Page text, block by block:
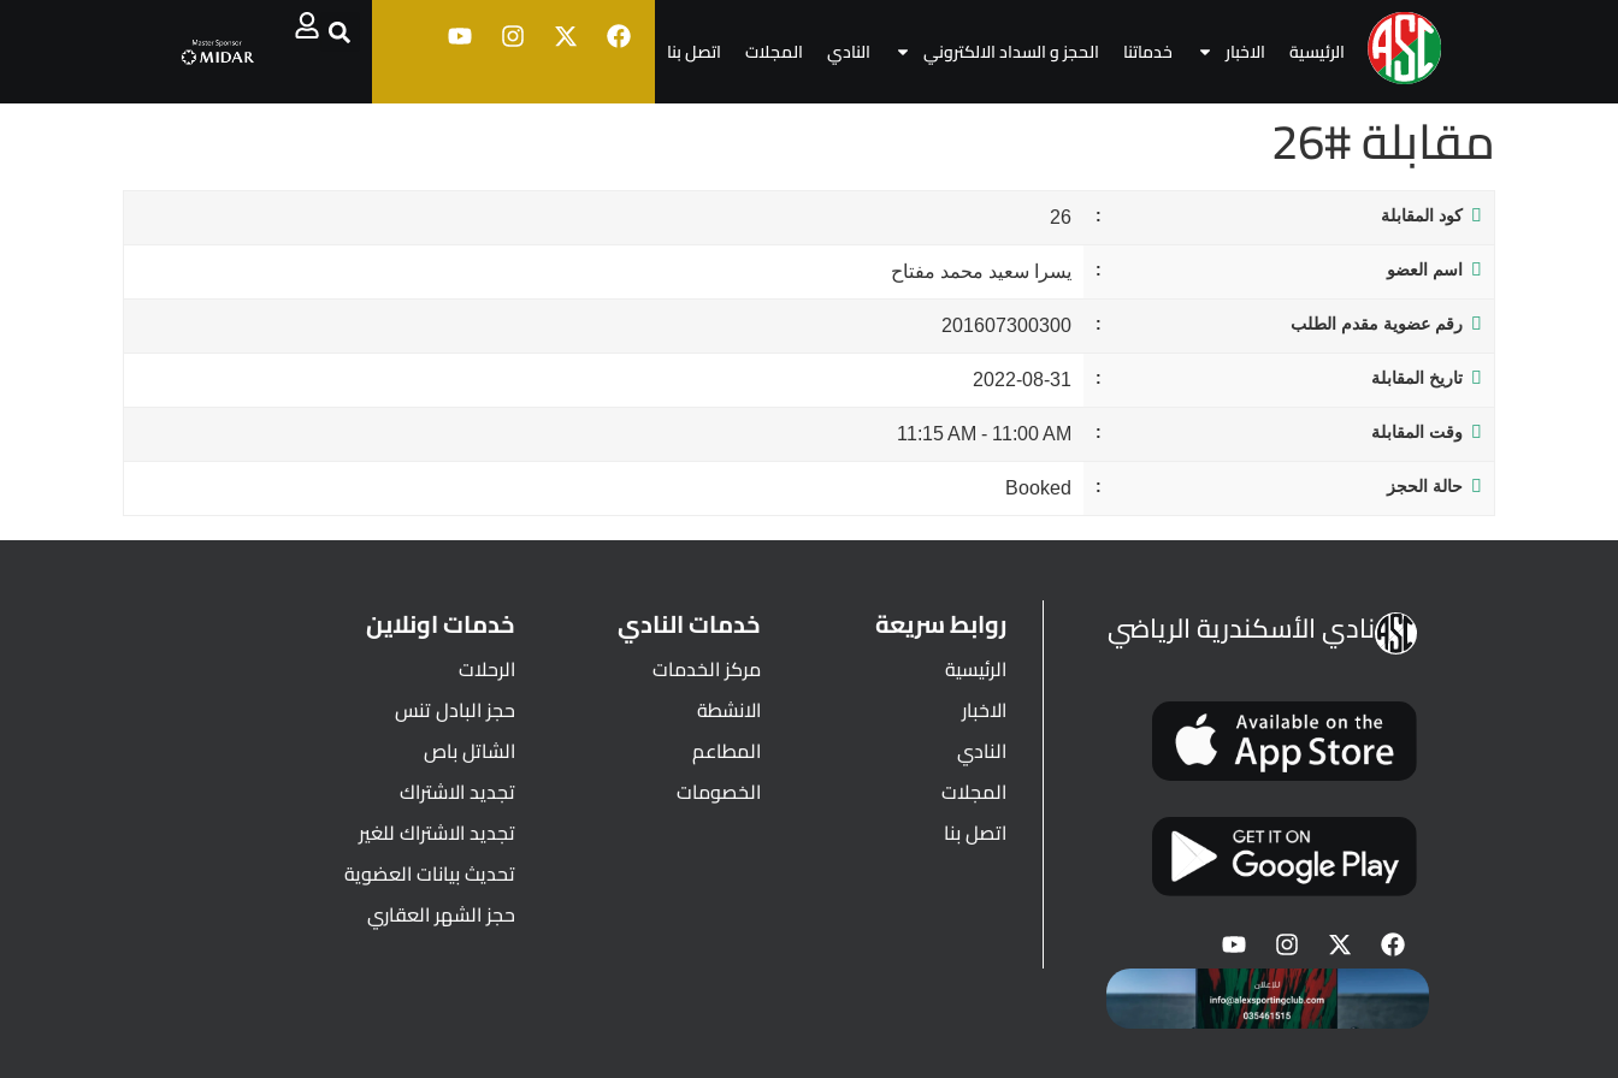
الرئيسية الاخبار خدماتنا الحجز و السداد الالكتروني النادي المجلات اتصل بنا
مقابلة #26
كود المقابلة 26
اسم العضو يسرا سعيد محمد مفتاح
رقم عضوية مقدم الطلب 201607300300
تاريخ المقابلة 2022-08-31
وقت المقابلة 11:00 AM
-
11:15 AM
حالة الحجز Booked
نادي الأسكندرية الرياضي روابط سريعة
الرئيسية
الاخبار
النادي
المجلات
اتصل بنا
خدمات النادي
مركز الخدمات
الانشطة
المطاعم
الخصومات
خدمات اونلاين
الرحلات
حجز البادل تنس
الشاتل باص
تجديد الاشتراك
تجديد الاشتراك للغير
تحديث بيانات العضوية
حجز الشهر العقاري